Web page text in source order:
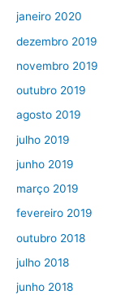
janeiro 2020
dezembro 2019
novembro 2019
outubro 2019
agosto 2019
julho 2019
junho 2019
março 2019
fevereiro 2019
outubro 2018
julho 2018
junho 2018